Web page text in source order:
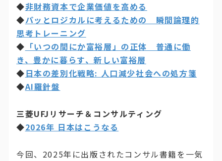
◆非財務資本で企業価値を高める
◆パッとロジカルに考えるための 瞬間論理的
思考トレーニング
◆ 「いつの間にか富裕層」の正体 普通に働
き、豊かに暮らす、新しい富裕層
◆日本の差別化戦略: 人口減少社会への処方箋
◆AI羅針盤
三菱UFJリサーチ＆コンサルティング
◆2026年 日本はこうなる
今回、2025年に出版されたコンサル書籍を一気